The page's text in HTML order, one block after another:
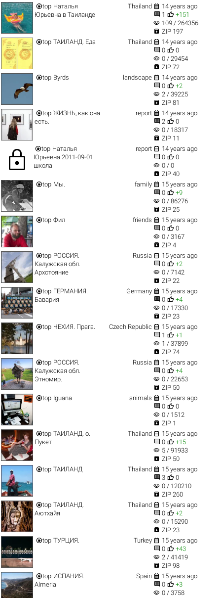
top Наталья
Юрьевна в Таиланде
Thailand  14 years ago
 1  +151
visibility 109 / 264356
 ZIP 197
top ТАИЛАНД. Еда Thailand  14 years ago
 0  0
visibility 0 / 29454
 ZIP 72
top Byrds landscape  14 years ago
 0  +2
visibility 2 / 39225
 ZIP 81
top ЖИЗНЬ, как она
есть.
report  14 years ago
 2  0
visibility 0 / 18317
 ZIP 11
lock top Наталья
Юрьевна 2011-09-01
школа
report  14 years ago
 0  0
visibility 0 / 0
 ZIP 40
top Мы. family  15 years ago
 0  +9
visibility 0 / 86276
 ZIP 25
top Фил friends  15 years ago
 0  0
visibility 0 / 3167
 ZIP 4
top РОССИЯ.
Калужская обл.
Архстояние
Russia  15 years ago
 0  +2
visibility 0 / 7142
 ZIP 22
top ГЕРМАНИЯ.
Бавария
Germany  15 years ago
 0  +4
visibility 0 / 17330
 ZIP 23
top ЧЕХИЯ. Прага. Czech Republic  15 years ago
 1  +1
visibility 1 / 37899
 ZIP 74
top РОССИЯ.
Калужская обл.
Этномир.
Russia  15 years ago
 0  +4
visibility 0 / 22653
 ZIP 50
top Iguana animals  15 years ago
 0  0
visibility 0 / 1512
 ZIP 1
top ТАИЛАНД. о.
Пукет
Thailand  15 years ago
 0  +15
visibility 5 / 91933
 ZIP 50
top ТАИЛАНД Thailand  15 years ago
 3  0
visibility 0 / 120210
 ZIP 260
top ТАИЛАНД.
Аютхайя
Thailand  15 years ago
 0  +2
visibility 0 / 15290
 ZIP 23
top ТУРЦИЯ. Turkey  15 years ago
 0  +43
visibility 2 / 41419
 ZIP 98
top ИСПАНИЯ.
Almeria
Spain  15 years ago
 0  +3
visibility 0 / 3758